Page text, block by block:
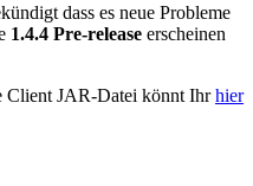
dass es neue Probleme
1.4.4 Pre-release erscheinen
Client JAR-Datei könnt Ihrhier